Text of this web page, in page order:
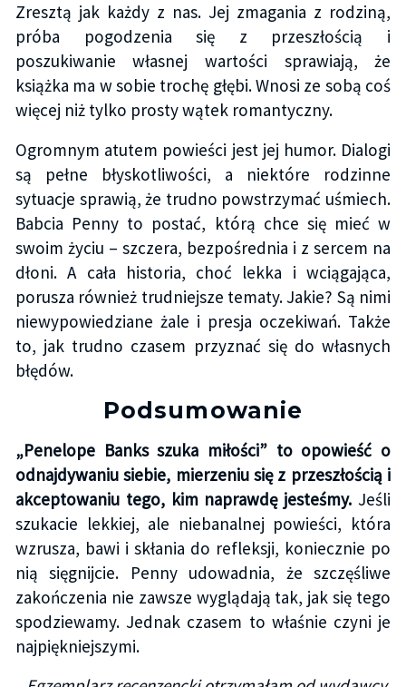
Zresztą jak każdy z nas. Jej zmagania z rodziną,
próba pogodzenia się z przeszłością i
poszukiwanie własnej wartości sprawiają, że
książka ma w sobie trochę głębi. Wnosi ze sobą coś
więcej niż tylko prosty wątek romantyczny.
Ogromnym atutem powieści jest jej humor. Dialogi
są pełne błyskotliwości, a niektóre rodzinne
sytuacje sprawią, że trudno powstrzymać uśmiech.
Babcia Penny to postać, którą chce się mieć w
swoim życiu – szczera, bezpośrednia i z sercem na
dłoni. A cała historia, choć lekka i wciągająca,
porusza również trudniejsze tematy. Jakie? Są nimi
niewypowiedziane żale i presja oczekiwań. Także
to, jak trudno czasem przyznać się do własnych
błędów.
Podsumowanie
„Penelope Banks szuka miłości” to opowieść o
odnajdywaniu siebie, mierzeniu się z przeszłością i
akceptowaniu tego, kim naprawdę jesteśmy. Jeśli
szukacie lekkiej, ale niebanalnej powieści, która
wzrusza, bawi i skłania do refleksji, koniecznie po
nią sięgnijcie. Penny udowadnia, że szczęśliwe
zakończenia nie zawsze wyglądają tak, jak się tego
spodziewamy. Jednak czasem to właśnie czyni je
najpiękniejszymi.